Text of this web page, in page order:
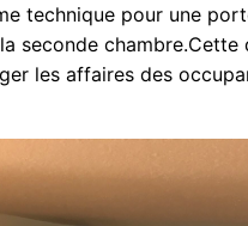
technique pour une
chambre.Cette
les affaires des